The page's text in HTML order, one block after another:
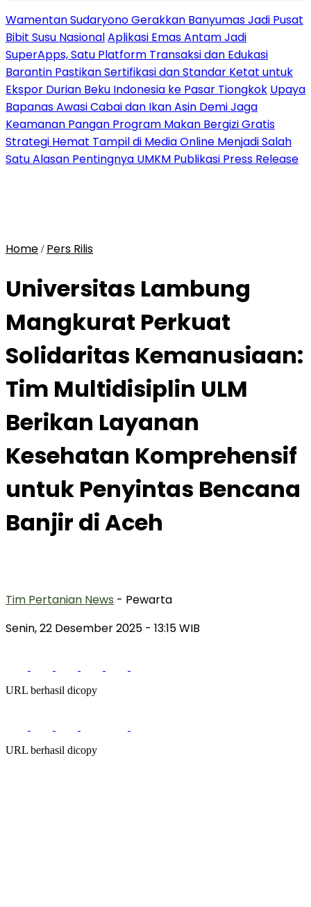
Wamentan Sudaryono Gerakkan Banyumas Jadi Pusat
Bibit Susu NasionalAplikasi Emas Antam Jadi
SuperApps, Satu Platform Transaksi dan Edukasi
Barantin Pastikan Sertifikasi dan Standar Ketat untuk
Ekspor Durian Beku Indonesia ke Pasar Tiongkok Upaya
Bapanas Awasi Cabai dan Ikan Asin Demi Jaga
Keamanan Pangan Program Makan Bergizi Gratis
Strategi Hemat Tampil di Media Online Menjadi Salah
Satu Alasan Pentingnya UMKM Publikasi Press Release
Home / Pers Rilis
Universitas Lambung
Mangkurat Perkuat
Solidaritas Kemanusiaan:
Tim Multidisiplin ULM
Berikan Layanan
Kesehatan Komprehensif
untuk Penyintas Bencana
Banjir di Aceh
Tim Pertanian News - Pewarta
Senin, 22 Desember 2025 - 13:15 WIB
URL berhasil dicopy
URL berhasil dicopy